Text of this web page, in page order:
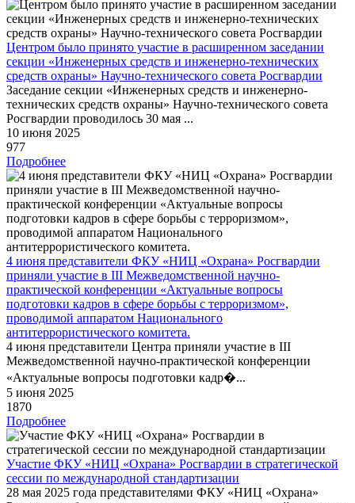
Центром было принято участие в расширенном заседании
секции «Инженерных средств и инженерно-технических
средств охраны» Научно-технического совета Росгвардии
Заседание секции «Инженерных средств и инженерно-
технических средств охраны» Научно-технического совета
Росгвардии проводилось 30 мая ...
10 июня 2025
977
Подробнее
4 июня представители ФКУ «НИЦ «Охрана» Росгвардии
приняли участие в III Межведомственной научно-
практической конференции «Актуальные вопросы
подготовки кадров в сфере борьбы с терроризмом»,
проводимой аппаратом Национального
антитеррористического комитета.
4 июня представители Центра приняли участие в III
Межведомственной научно-практической конференции
«Актуальные вопросы подготовки кадр�...
5 июня 2025
1870
Подробнее
Участие ФКУ «НИЦ «Охрана» Росгвардии в стратегической
сессии по международной стандартизации
28 мая 2025 года представителями ФКУ «НИЦ «Охрана»